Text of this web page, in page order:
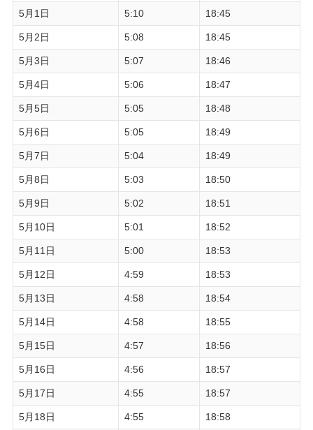
5月1日 5:10 18:45
5月2日 5:08 18:45
5月3日 5:07 18:46
5月4日 5:06 18:47
5月5日 5:05 18:48
5月6日 5:05 18:49
5月7日 5:04 18:49
5月8日 5:03 18:50
5月9日 5:02 18:51
5月10日 5:01 18:52
5月11日 5:00 18:53
5月12日 4:59 18:53
5月13日 4:58 18:54
5月14日 4:58 18:55
5月15日 4:57 18:56
5月16日 4:56 18:57
5月17日 4:55 18:57
5月18日 4:55 18:58